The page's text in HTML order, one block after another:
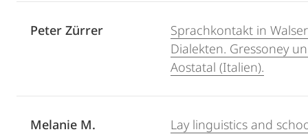
Peter Zürrer
Sprachkontakt in Walser
Dialekten. Gressoney
Aostatal (Italien).
Melanie M.
Lay linguistics and